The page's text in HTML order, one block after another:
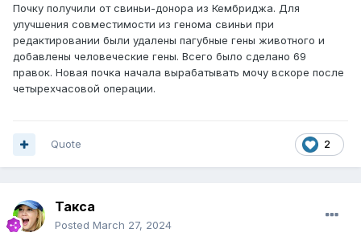
Почку получили от свиньи-донора из Кембриджа. Для
улучшения совместимости из генома свиньи при
редактировании были удалены пагубные гены животного и
добавлены человеческие гены. Всего было сделано 69
правок. Новая почка начала вырабатывать мочу вскоре после
четырехчасовой операции.
2
Quote
Такса
Posted March 27, 2024